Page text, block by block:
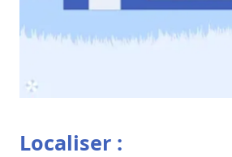
Localiser :